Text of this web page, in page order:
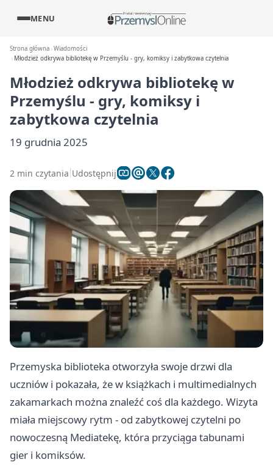
MENU
Strona główna Wiadomości
Młodzież odkrywa bibliotekę w Przemyślu - gry, komiksy i zabytkowa czytelnia
Młodzież odkrywa bibliotekę w
Przemyślu - gry, komiksy i
zabytkowa czytelnia
19 grudnia 2025
2 min czytania Udostępnij
Przemyska biblioteka otworzyła swoje drzwi dla
uczniów i pokazała, że w książkach i multimedialnych
zakamarkach można znaleźć coś dla każdego. Wizyta
miała miejscowy rytm - od zabytkowej czytelni po
nowoczesną Mediatekę, która przyciąga tabunami
gier i komiksów.